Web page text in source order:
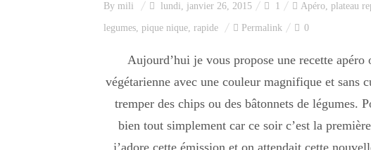
By mili lundi, janvier 26, 2015 1 Apéro, plateau
legumes, pique nique, rapide Permalink 0
Aujourd’hui je vous propose une recette apéro
végétarienne avec une couleur magnifique et sans
tremper des chips ou des bâtonnets de légumes.
bien tout simplement car ce soir c’est la
j’adore cette émission et on attendait cette